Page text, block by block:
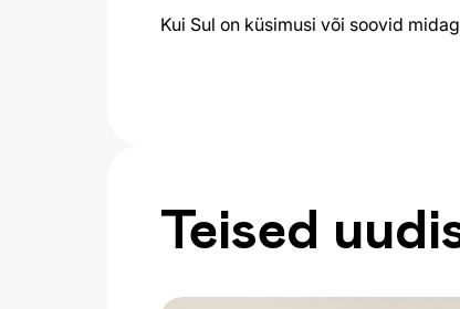
Kui Sul on küsimusi või soovid
Teised